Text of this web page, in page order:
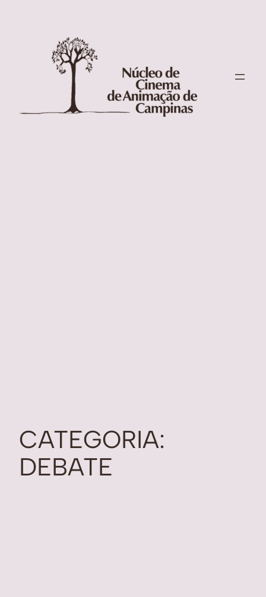
CATEGORIA:
DEBATE